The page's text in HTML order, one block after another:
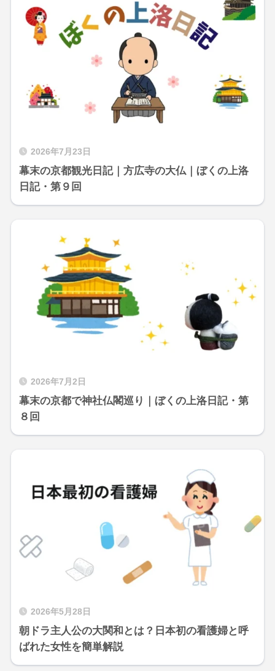
2026年7月23日
幕末の京都観光日記｜方広寺の大仏｜ぼくの上洛
日記・第９回
2026年7月2日
幕末の京都で神社仏閣巡り｜ぼくの上洛日記・第
８回
2026年5月28日
朝ドラ主人公の大関和とは？日本初の看護婦と呼
ばれた女性を簡単解説